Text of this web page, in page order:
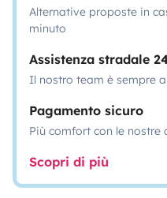
Alternative proposte in
minuto
Assistenza stradale
Il nostro team è sempre
Pagamento sicuro
Più comfort con le
Scopri di più